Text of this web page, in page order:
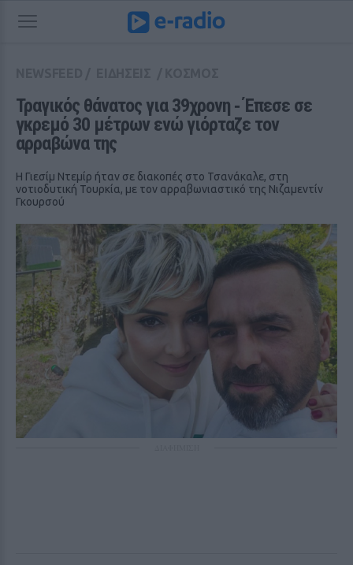
Τραγικός θάνατος για 39χρονη ‑ Έπεσε σε
γκρεμό 30 μέτρων ενώ γιόρταζε τον
αρραβώνα της
Η Γιεσίμ Ντεμίρ ήταν σε διακοπές στο Τσανάκαλε, στη
νοτιοδυτική Τουρκία, με τον αρραβωνιαστικό της Νιζαμεντίν
Γκουρσού